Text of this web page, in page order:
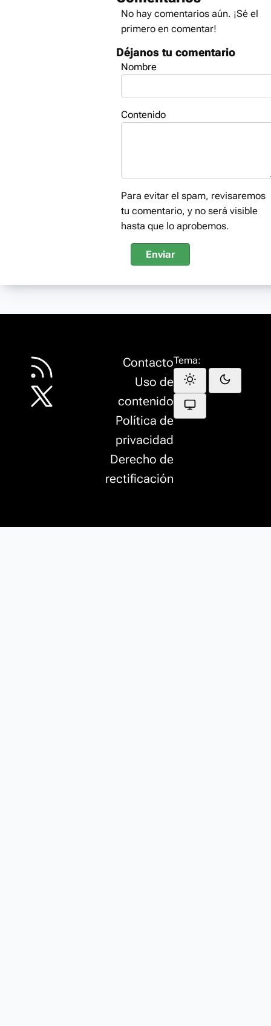
No hay comentarios aún. ¡Sé el
primero en comentar!
Déjanos tu comentario
Nombre
Contenido
Para evitar el spam, revisaremos
tu comentario, y no será visible
hasta que lo aprobemos.
Enviar
Contacto
Uso de
contenido
Política de
privacidad
Derecho de
rectificación
Tema: